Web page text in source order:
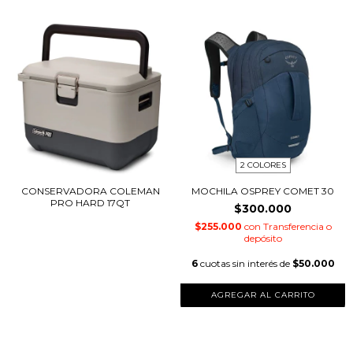
CONSERVADORA COLEMAN
PRO HARD 17QT
2 COLORES
MOCHILA OSPREY COMET 30
$300.000
$255.000 con Transferencia o
depósito
6 cuotas sin interés de $50.000
AGREGAR AL CARRITO